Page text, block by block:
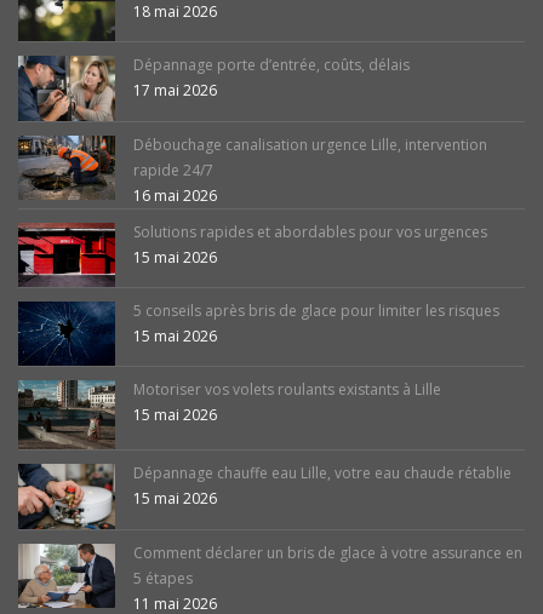
18 mai 2026
Dépannage porte d’entrée, coûts, délais
17 mai 2026
Débouchage canalisation urgence Lille, intervention
rapide 24/7
16 mai 2026
Solutions rapides et abordables pour vos urgences
15 mai 2026
5 conseils après bris de glace pour limiter les risques
15 mai 2026
Motoriser vos volets roulants existants à Lille
15 mai 2026
Dépannage chauffe eau Lille, votre eau chaude rétablie
15 mai 2026
Comment déclarer un bris de glace à votre assurance en
5 étapes
11 mai 2026